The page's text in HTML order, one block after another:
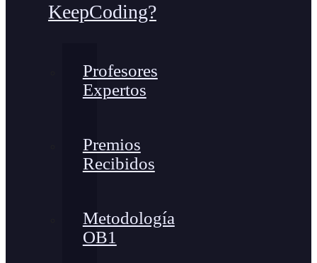
KeepCoding?
Profesores
Expertos
Premios
Recibidos
Metodología
OB1